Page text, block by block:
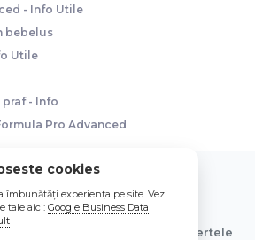
- Info Utile
bebelus
Utile
- Info
Pro Advanced
Nou Online Store SRL
in lei si includ tva. Ofertele
cookies
îmbunătăți experiența pe site. Vezi
tale aici: Google Business Data